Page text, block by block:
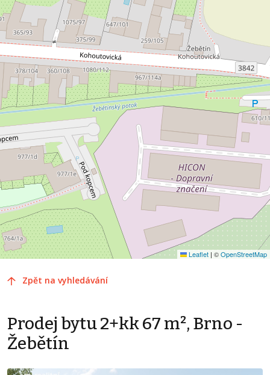
Leaflet | ©OpenStreetMap
Zpět na vyhledávání
Prodej bytu 2+kk 67 m², Brno -
Žebětín